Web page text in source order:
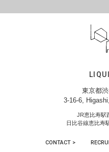
東京都
3-16-6,
JR恵比寿駅
日比谷線恵比寿
CONTACT >